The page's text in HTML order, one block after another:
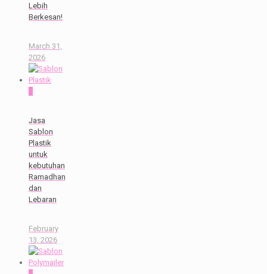
Lebih
Berkesan!
March 31,
2026
Jasa
Sablon
Plastik
untuk
kebutuhan
Ramadhan
dan
Lebaran
February
13, 2026